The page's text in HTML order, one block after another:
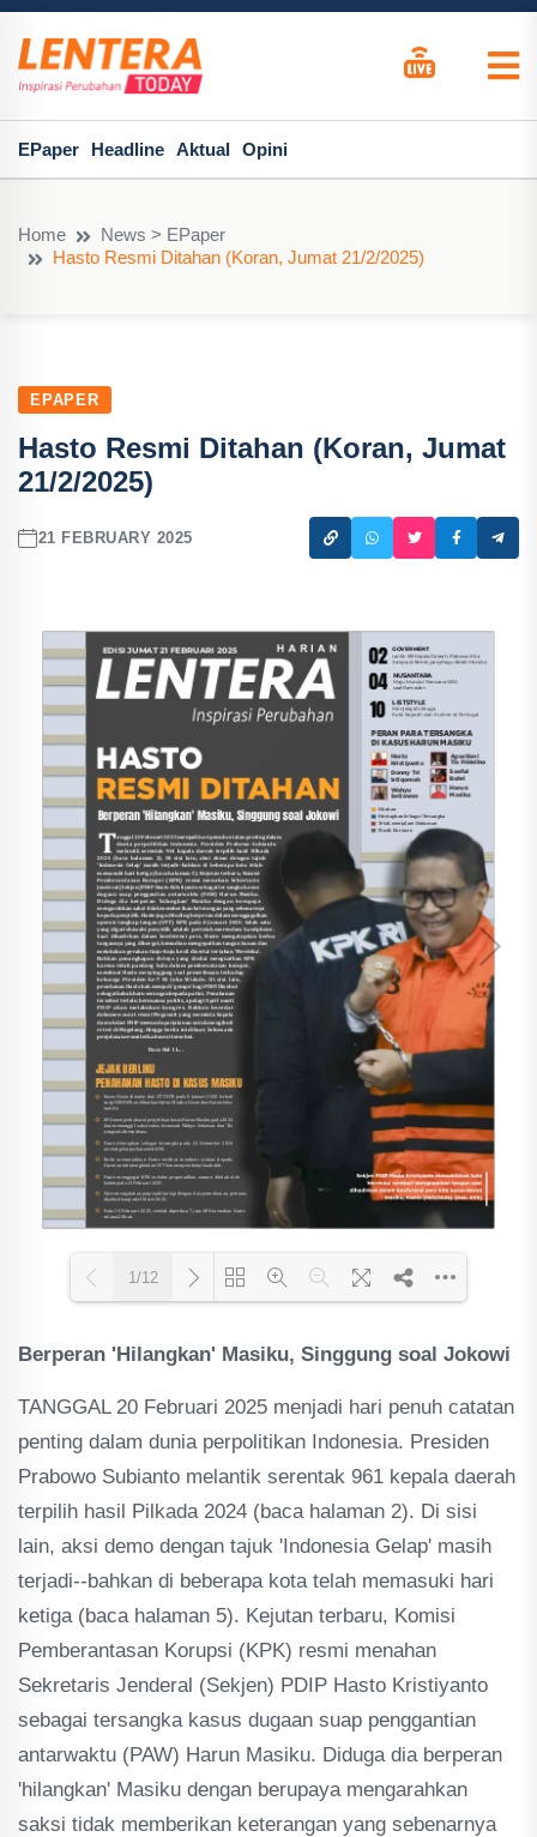
EPaper Headline Aktual Opini
Home
News > EPaper
Hasto Resmi Ditahan (Koran, Jumat 21/2/2025)
EPAPER
Hasto Resmi Ditahan (Koran, Jumat
21/2/2025)
21 FEBRUARY 2025
Loading PDF 65% ...
1/12
Berperan 'Hilangkan' Masiku, Singgung soal Jokowi
TANGGAL 20 Februari 2025 menjadi hari penuh catatan
penting dalam dunia perpolitikan Indonesia. Presiden
Prabowo Subianto melantik serentak 961 kepala daerah
terpilih hasil Pilkada 2024 (baca halaman 2). Di sisi
lain, aksi demo dengan tajuk 'Indonesia Gelap' masih
terjadi--bahkan di beberapa kota telah memasuki hari
ketiga (baca halaman 5). Kejutan terbaru, Komisi
Pemberantasan Korupsi (KPK) resmi menahan
Sekretaris Jenderal (Sekjen) PDIP Hasto Kristiyanto
sebagai tersangka kasus dugaan suap penggantian
antarwaktu (PAW) Harun Masiku. Diduga dia berperan
'hilangkan' Masiku dengan berupaya mengarahkan
saksi tidak memberikan keterangan yang sebenarnya